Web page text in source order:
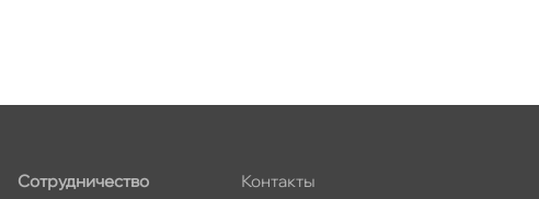
Сотрудничество Контакты